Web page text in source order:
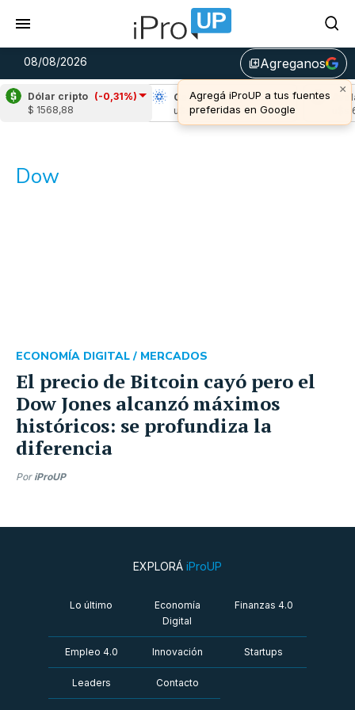
08/08/2026 library_addAgreganos
×
Agregá iProUP a tus fuentes
preferidas en Google
Dólar cripto (-0,31%)
$ 1568,88
Ripple (1,79%)
u$s 1,05
Cardano (-0,29%)
u$s 0,20
u$s
Dow
El precio de Bitcoin cayó pero el
Dow Jones alcanzó máximos
históricos: se profundiza la
diferencia
ECONOMÍA DIGITAL / MERCADOS
Por iProUP
EXPLORÁ iProUP
Lo último
Economía
Digital
Finanzas 4.0
Empleo 4.0 Innovación Startups
Leaders Contacto